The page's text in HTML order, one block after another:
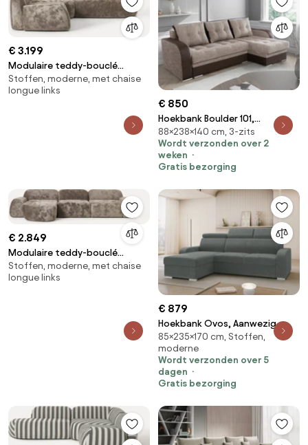
€ 3.199
Modulaire teddy-bouclé
hoekbank Wolke (4-zits) met
chaise-longue
Stoffen, moderne, met chaise
longue links
€ 850
Hoekbank Boulder 101,
Aanwezig, Aanwezig,
238x140x88cm, 116 kg, Poten:
Kunststof
88×238×140 cm, 3-zits
Wordt verzonden over 2
weken
Gratis bezorging
€ 2.849
Modulaire teddy-bouclé
hoekbank Wolke (4-zits)
Stoffen, moderne, met chaise
longue links
€ 879
Hoekbank Ovos, Aanwezig,
Aanwezig, 235x170x85cm, 131.5
kg, Poten: Kunststof, Hout,
Hout: Grenen
85×235×170 cm, Stoffen,
moderne
Wordt verzonden over 5
dagen
Gratis bezorging